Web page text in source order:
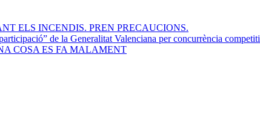
ELS INCENDIS. PREN PRECAUCIONS.
de la Generalitat Valenciana per concurrència
COSA ES FA MALAMENT